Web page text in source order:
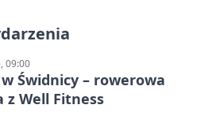
09:00
Świdnicy – rowerowa
z Well Fitness